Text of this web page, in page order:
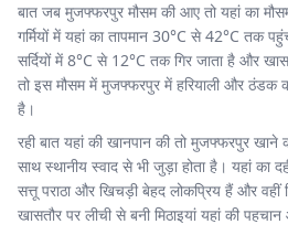
बात जब मुजफ्फरपुर मौसम की आए तो यहां का
गर्मियों में यहां का तापमान 30°C से 42°C तक
सर्दियों में 8°C से 12°C तक गिर जाता है और
तो इस मौसम में मुजफ्फरपुर में हरियाली और ठंडक
है।
रही बात यहां की खानपान की तो मुजफ्फरपुर खाने
साथ स्थानीय स्वाद से भी जुड़ा होता है। यहां का
सत्तू पराठा और खिचड़ी बेहद लोकप्रिय हैं और
खासतौर पर लीची से बनी मिठाइयां यहां की